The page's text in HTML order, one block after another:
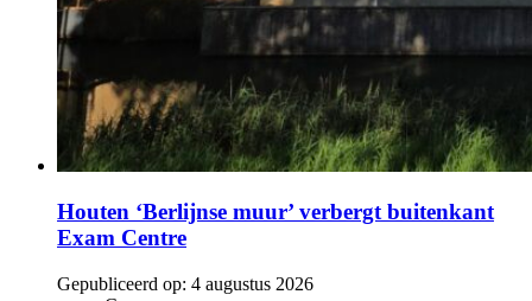
Houten ‘Berlijnse muur’ verbergt buitenkant
Exam Centre
Gepubliceerd op: 4 augustus 2026